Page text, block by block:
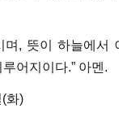
며, 뜻이 하늘에서
어지이다.” 아멘.
화)